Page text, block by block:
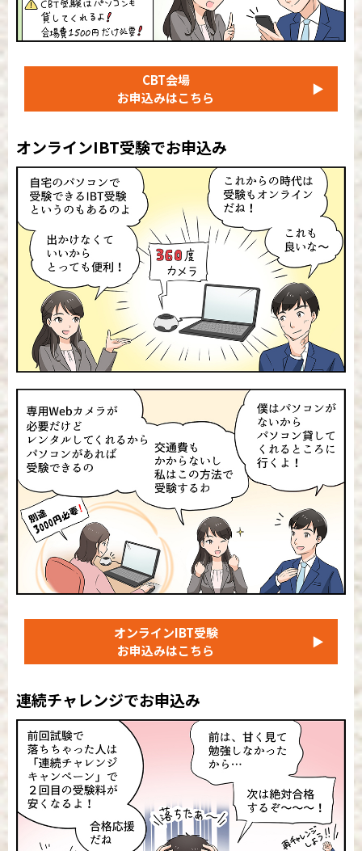
CBT会場
お申込みはこちら
▶
オンラインIBT受験でお申込み
オンラインIBT受験
お申込みはこちら
▶
連続チャレンジでお申込み